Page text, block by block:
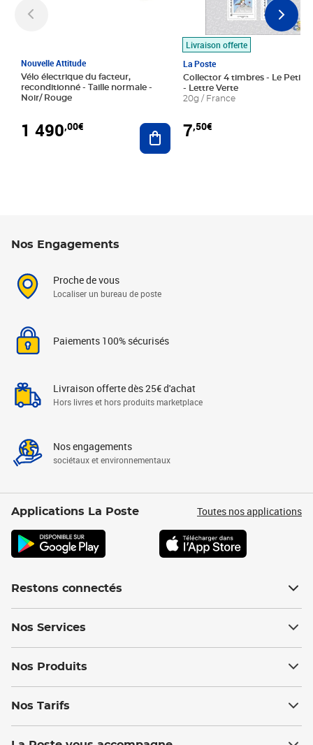
Nouvelle Attitude
Vélo électrique du facteur,
reconditionné - Taille normale -
Noir/ Rouge
1 490,00€ Ajouter au panier
Livraison offerte
La Poste
Collector 4 timbres - Le Petit
- Lettre Verte
20g / France
7,50€
Nos Engagements
Proche de vous
Localiser un bureau de poste
Paiements 100% sécurisés
Livraison offerte dès 25€ d'achat
Hors livres et hors produits marketplace
Nos engagements
sociétaux et environnementaux
Applications La Poste Toutes nos applications
Restons connectés
Nos Services
Nos Produits
Nos Tarifs